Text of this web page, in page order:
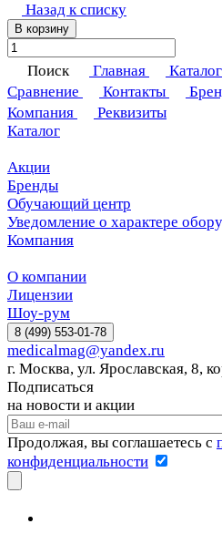
Назад к списку
В корзину
Поиск Главная Каталог
Сравнение
Контакты
Компания
Реквизиты
Каталог
Акции
Бренды
Обучающий центр
Уведомление о характере
Компания
О компании
Лицензии
Шоу-рум
8 (499) 553-01-78
medicalmag@yandex.ru
г. Москва, ул. Ярославская, 8,
Подписаться
на новости и акции
Продолжая, вы соглашаетесь с
конфиденциальности